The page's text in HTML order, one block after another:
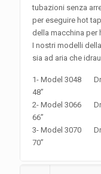
tubazioni senza
per eseguire hot
della macchina per
I nostri modelli
sia ad aria che
1- Model 3048
48”
2- Model 3066
66”
3- Model 3070
70”